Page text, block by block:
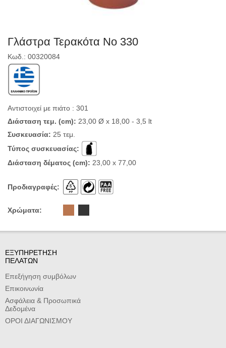
Γλάστρα Τερακότα Νο 330
Κωδ.: 00320084
Αντιστοιχεί με πιάτο : 301
Διάσταση τεμ. (cm): 23,00 Ø x 18,00 - 3,5 lt
Συσκευασία: 25 τεμ.
Τύπος συσκευασίας:
Διάσταση δέματος (cm): 23,00 x 77,00
Προδιαγραφές:
Χρώματα:
ΕΞΥΠΗΡΕΤΗΣΗ
ΠΕΛΑΤΩΝ
Επεξήγηση συμβόλων
Επικοινωνία
Ασφάλεια & Προσωπικά
Δεδομένα
ΟΡΟΙ ΔΙΑΓΩΝΙΣΜΟΥ